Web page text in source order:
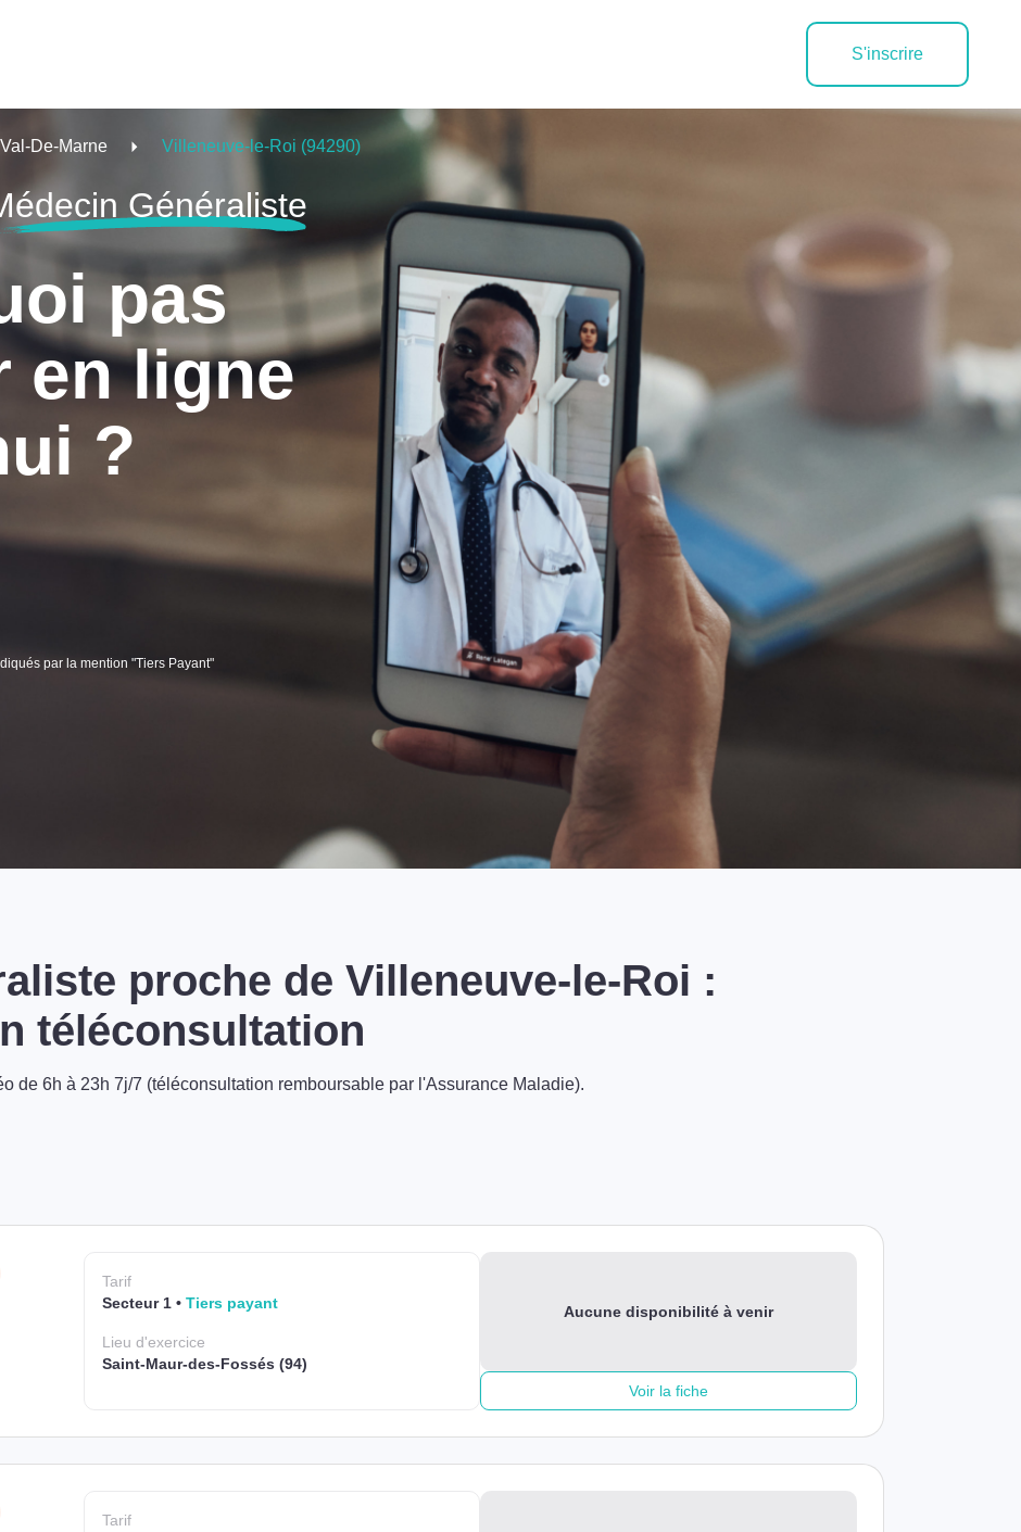
S'inscrire
Val-De-Marne Villeneuve-le-Roi (94290)
Généraliste
pas
en ligne
?
par la mention "Tiers Payant"
proche de Villeneuve-le-Roi :
téléconsultation
de 6h à 23h 7j/7 (téléconsultation remboursable par l'Assurance Maladie).
Tarif
Secteur 1
Tiers payant
Lieud'exercice
Saint-Maur-des-Fossés (94)
Aucune disponibilité à venir
Voir la fiche
Tarif